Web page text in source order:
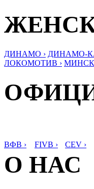
ДИНАМО › ДИНАМО-
ЛОКОМОТИВ › МИНСК
ВФВ › FIVB › CEV ›
О НАС